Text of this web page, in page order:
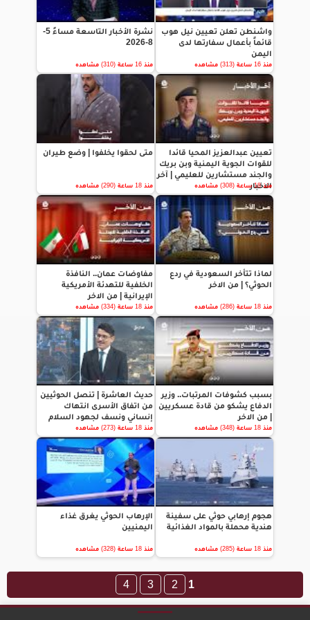
واشنطن تعلن تعيين نيل هوب
قائماً بأعمال سفارتها لدى
اليمن
منذ 16 ساعة (313) مشاهده
نشرة الأخبار التاسعة مساءً 5-
8-2026
منذ 16 ساعة (310) مشاهده
تعيين عبدالعزيز المحيا قائدا
للقوات الجوية اليمنية وبن بريك
والجند مستشارين للعليمي | آخر
الاخبار
منذ 18 ساعة (308) مشاهده
متى لحقوا يخلفوا | وضع طيران
منذ 18 ساعة (290) مشاهده
لماذا تتأخر السعودية في ردع
الحوثي؟ | من الاخر
منذ 18 ساعة (286) مشاهده
مفاوضات عمان.. النافذة
الخلفية للتهدئة الأمريكية
الإيرانية | من الاخر
منذ 18 ساعة (334) مشاهده
بسبب كشوفات المرتبات.. وزير
الدفاع يشكو من قادة عسكريين
| من الاخر
منذ 18 ساعة (348) مشاهده
حديث العاشرة | تنصل الحوثيين
من اتفاق الأسرى انتهاك
إنساني ونسف لجهود السلام
منذ 18 ساعة (273) مشاهده
هجوم إرهابي حوثي على سفينة
هندية محملة بالمواد الغذائية
منذ 18 ساعة (285) مشاهده
الإرهاب الحوثي يغرق غذاء
اليمنيين
منذ 18 ساعة (328) مشاهده
1
2
3
4